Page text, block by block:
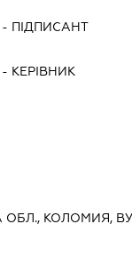
- ПІДПИСАНТ
- КЕРІВНИК
ОБЛ., КОЛОМИЯ,